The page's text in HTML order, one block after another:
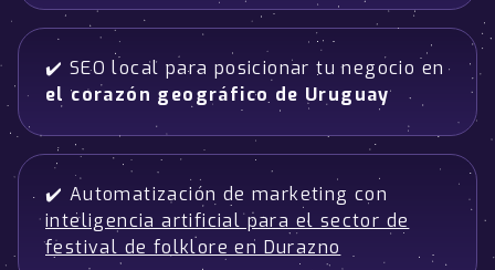
✔️ SEO local para posicionar tu negocio en
el corazón geográfico de Uruguay
✔️ Automatización de marketing con
inteligencia artificial para el sector de
festival de folklore en Durazno